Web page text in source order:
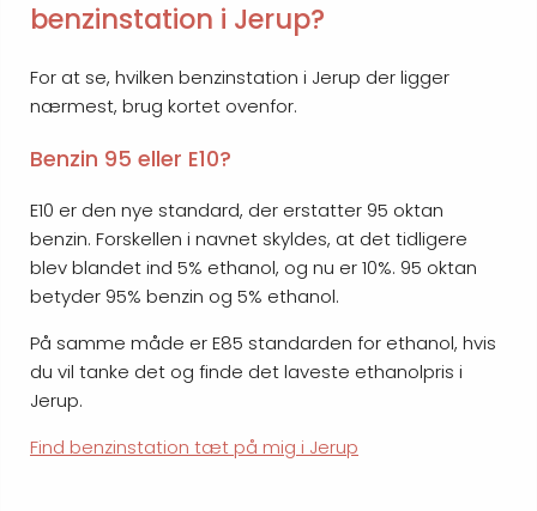
benzinstation i Jerup?
For at se, hvilken benzinstation i Jerup der ligger
nærmest, brug kortet ovenfor.
Benzin 95 eller E10?
E10 er den nye standard, der erstatter 95 oktan
benzin. Forskellen i navnet skyldes, at det tidligere
blev blandet ind 5% ethanol, og nu er 10%. 95 oktan
betyder 95% benzin og 5% ethanol.
På samme måde er E85 standarden for ethanol, hvis
du vil tanke det og finde det laveste ethanolpris i
Jerup.
Find benzinstation tæt på mig i Jerup